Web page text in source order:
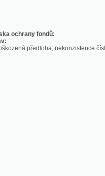
fondů:
předloha; nekonzistence číslování